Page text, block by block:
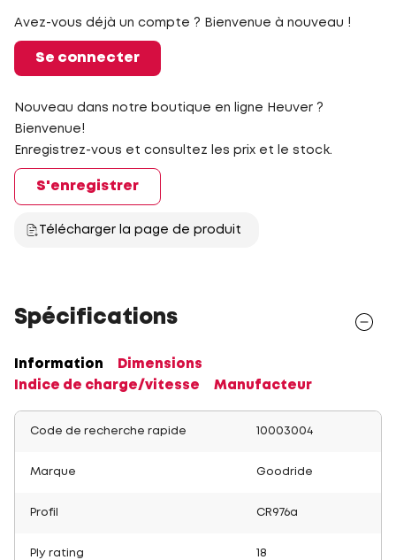
Avez-vous déjà un compte ? Bienvenue à nouveau !
Se connecter
Nouveau dans notre boutique en ligne Heuver ?
Bienvenue!
Enregistrez-vous et consultez les prix et le stock.
S'enregistrer
Télécharger la page de produit
Spécifications
Information
Dimensions
Indice de charge/vitesse
Manufacteur
Code de recherche rapide 10003004
Marque Goodride
Profil CR976a
Ply rating 18